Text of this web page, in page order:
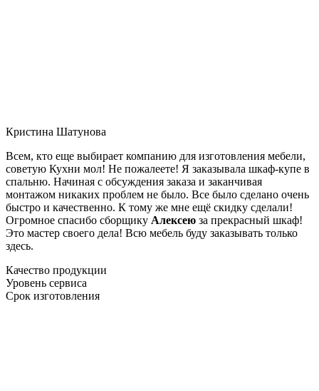
Кристина Шатунова
Всем, кто еще выбирает компанию для изготовления мебели,
советую Кухни мол! Не пожалеете! Я заказывала шкаф-купе в
спальню. Начиная с обсуждения заказа и заканчивая
монтажом никаких проблем не было. Все было сделано очень
быстро и качественно. К тому же мне ещё скидку сделали!
Огромное спасибо сборщику Алексею за прекрасный шкаф!
Это мастер своего дела! Всю мебель буду заказывать только
здесь.
Качество продукции
Уровень сервиса
Срок изготовления